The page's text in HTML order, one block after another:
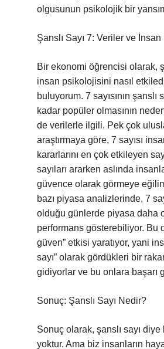
olgusunun psikolojik bir
Şanslı Sayı 7: Veriler ve
Bir ekonomi öğrencisi olarak,
insan psikolojisini nasıl
buluyorum. 7 sayısının şanslı
kadar popüler olmasının
de verilerle ilgili. Pek çok
araştırmaya göre, 7 sayısı
kararlarını en çok etkileyen
sayıları ararken aslında
güvence olarak görmeye
bazı piyasa analizlerinde, 7
olduğu günlerde piyasa daha
performans gösterebiliyor. Bu
güven” etkisi yaratıyor, yani
sayı” olarak gördükleri bir
gidiyorlar ve bu onlara başarı
Sonuç: Şanslı Sayı Nedir?
Sonuç olarak, şanslı sayı
yoktur. Ama biz insanların